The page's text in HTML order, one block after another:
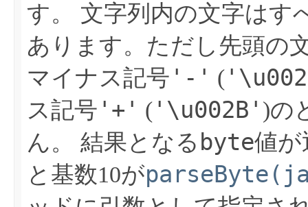
す。
文字列内の文字はす
あります。ただし先頭の
マイナス記号 '-' (
ス記号 '+' ( '\u002B' )の
ん。
結果となる byte値が
と基数10が